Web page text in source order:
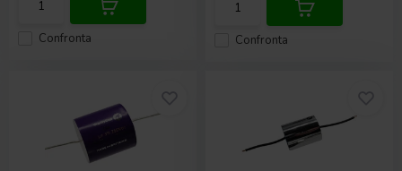
Confronta Confronta